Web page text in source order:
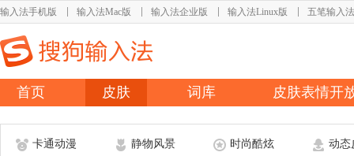
输入法手机版 输入法Mac版 输入法企业版 输入法Linux版 五笔输入法
首页 皮肤 词库 皮肤表情开
卡通动漫 静物风景 时尚酷炫 动态